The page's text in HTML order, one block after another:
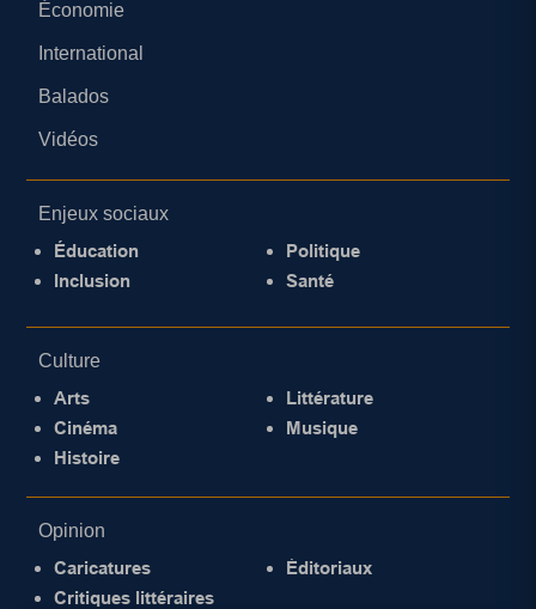
Économie
International
Balados
Vidéos
Enjeux sociaux
Éducation
Inclusion
Politique
Santé
Culture
Arts
Cinéma
Histoire
Littérature
Musique
Opinion
Caricatures
Critiques littéraires
Éditoriaux